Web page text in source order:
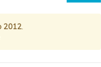
2012.